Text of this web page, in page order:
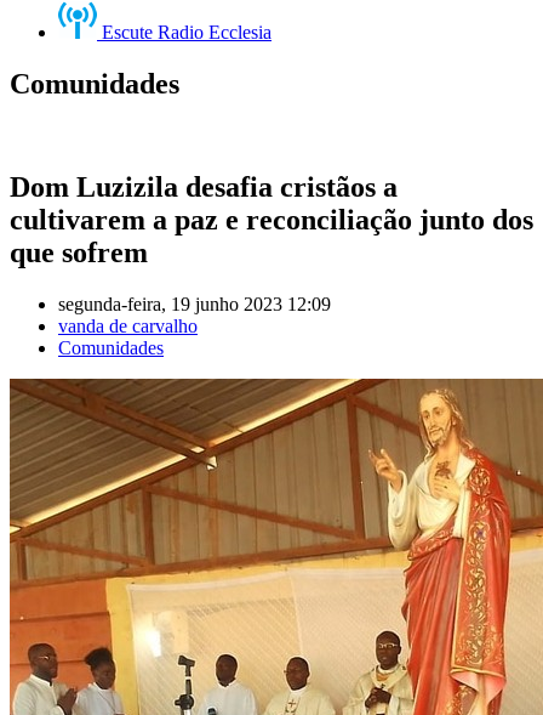
Escute Radio Ecclesia
Comunidades
Dom Luzizila desafia cristãos a
cultivarem a paz e reconciliação junto dos
que sofrem
segunda-feira, 19 junho 2023 12:09
vanda de carvalho
Comunidades